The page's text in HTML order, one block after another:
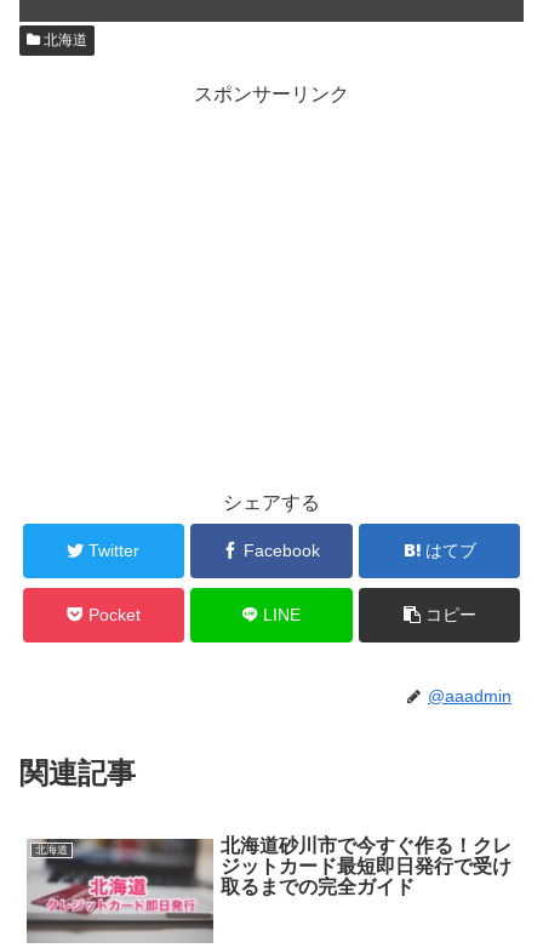
北海道
スポンサーリンク
シェアする
Twitter Facebook はてブ
Pocket LINE コピー
@aaadmin
関連記事
北海道
北海道砂川市で今すぐ作る！クレ
ジットカード最短即日発行で受け
取るまでの完全ガイド